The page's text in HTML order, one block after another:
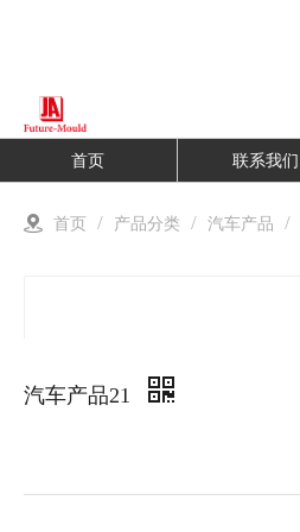
首页 联系我们
首页 / 产品分类 / 汽车产品 /
汽车产品21